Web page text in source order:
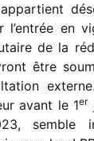
l’entrée en
de la
être
avant le 1er
semble